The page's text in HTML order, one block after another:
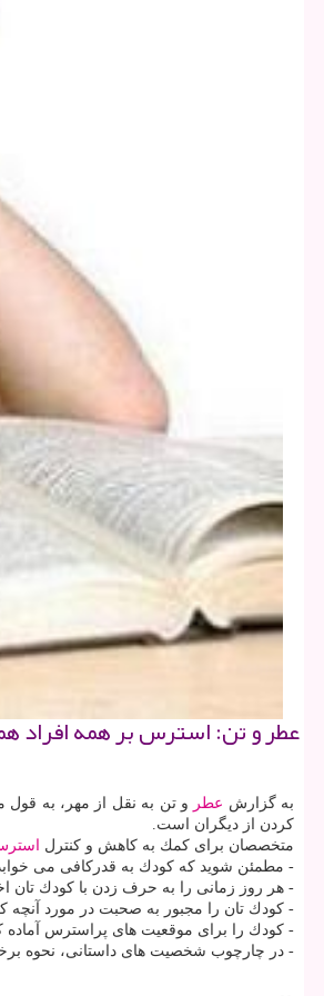
عطر و تن: استرس بر همه افراد
به گزارش عطر و تن به نقل از مهر، به قول
كردن از دیگران است.
متخصصان برای كمك به كاهش و كنترل
- مطمئن شوید كه كودك به قدركافی می خوابد
- هر روز زمانی را به حرف زدن با كودك تان
- كودك تان را مجبور به صحبت در مورد
- كودك را برای موقعیت های پراسترس آماده
- در چارچوب شخصیت های داستانی، نحوه